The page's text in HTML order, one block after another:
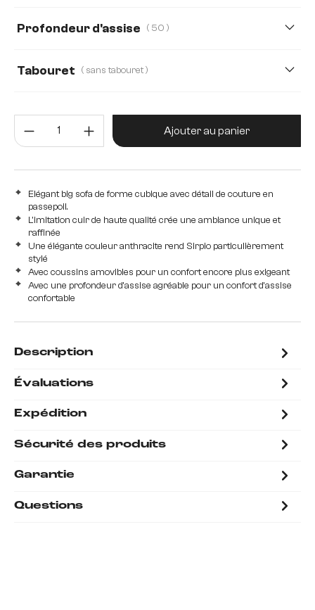
Profondeur d'assise ( 50 )
Tabouret ( sans tabouret )
Quantité de produit : Entrez la
Ajouter au panier
Elégant big sofa de forme cubique avec détail de couture en
passepoil.
L'imitation cuir de haute qualité crée une ambiance unique et
raffinée
Une élégante couleur anthracite rend Sirpio particulièrement
stylé
Avec coussins amovibles pour un confort encore plus exigeant
Avec une profondeur d'assise agréable pour un confort d'assise
confortable
Description
Évaluations
Expédition
Sécurité des produits
Garantie
Questions